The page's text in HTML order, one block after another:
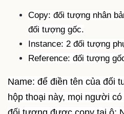
Copy: đối tượng nhân
đối tượng gốc.
Instance: 2 đối tượng
Reference: đối tượng
Name: để điền tên của đối
hộp thoại này, mọi người